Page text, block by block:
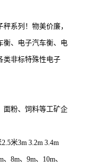
系列！物美价廉，
衡、电子汽车衡、电
类非标特殊性电子
面粉、饲料等工矿企
米3m 3.2m 3.4m
8m、9m、10m、